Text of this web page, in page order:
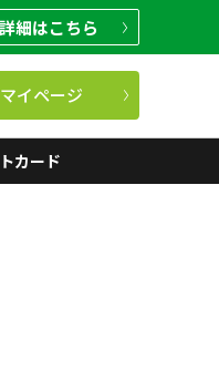
詳細はこちら
マイページ
カード